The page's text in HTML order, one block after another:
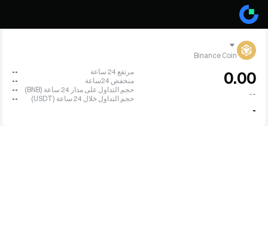
Binance Coin
0.00
--
-
مرتفع 24 ساعة
--
منخفض 24ساعة
--
حجم التداول على مدار 24 ساعة (BNB)
--
حجم التداول خلال 24 ساعة (USDT)
--